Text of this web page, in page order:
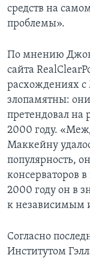
средств на
проблемы».
По мнению
сайта
расхождениях
злопамятны:
претендовал на
2000 году.
Маккейну
популярность,
консерваторов
2000 году он в
к независимым
Согласно
Институтом